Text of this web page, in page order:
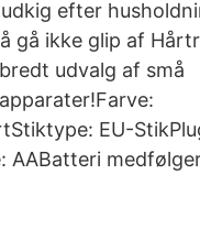
efter
gå ikke glip af
udvalg af små
EU-
AABatteri